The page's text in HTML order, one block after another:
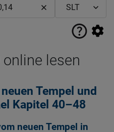
lesen
Tempel und
Kapitel 40–48
neuen Tempel in